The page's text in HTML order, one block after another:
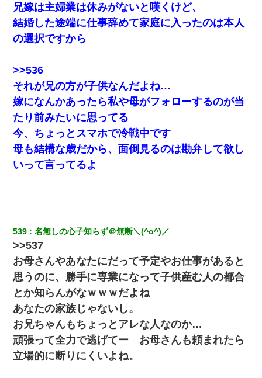
我が家のガレージに見知らぬ車。俺「もしもし、玄関にもシャッ
ターリモコンあるだろ？DOWNのボタン押してｗ」→ 待つこと１
時間弱・・・
ケーキバイキングにいた単独の50くらいのオッサン、強烈だっ
た。
【ワロタ】姉から「肉食系14才、乳丸出し、毛はうっすら生えか
け」というタイトルで画像が送られてきた
【修羅場】彼女親「カスな家柄のヤツなんかと家族になるのはご
めんだ」俺「じゃあ別れます…」→ 彼女「なんで言い返してくれ
なかったの？（泣」
【GJ!】会社から帰宅中、広い駐車場にエンジンかけっ放しの車を
発見。しかも「ヒィ～」みたいな声も聞こえてきたので気になっ
て近寄ったら女の子がおっさんの下敷きになってた
9月に付き合い始めたけどこの、この人と結婚はないわと判断して
別れた。その元彼が交通事故で重体になっているらしく…
彼女との行為を録画した結果→衝撃の事実が判明したｗｗｗｗｗ
ｗ
兄嫁は主婦業は休みがないと嘆くけど、
結婚した途端に仕事辞めて家庭に入ったのは本人
の選択ですから
>>536
それが兄の方が子供なんだよね…
嫁になんかあったら私や母がフォローするのが当
たり前みたいに思ってる
今、ちょっとスマホで冷戦中です
母も結構な歳だから、面倒見るのは勘弁して欲し
いって言ってるよ
539 名無しの心子知らず＠無断＼(^o^)／
>>537
お母さんやあなたにだって予定やお仕事があると
思うのに、勝手に専業になって子供産む人の都合
とか知らんがなｗｗｗだよね
あなたの家族じゃないし。
お兄ちゃんもちょっとアレな人なのか…
頑張って全力で逃げてー お母さんも頼まれたら
立場的に断りにくいよね。